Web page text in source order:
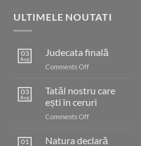
ULTIMELE NOUTATI
03
Aug
Judecata finală
Comments Offon
03
Aug
Tatăl nostru care
ești în ceruri
Comments Offon
nostru
01
Natura declară